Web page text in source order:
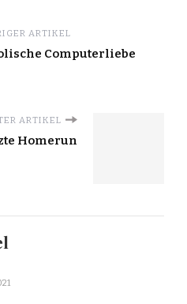
ARTIKEL
Computerliebe
ARTIKEL
Homerun